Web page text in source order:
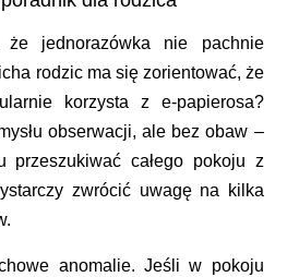
jednorazówka nie pachnie
rodzic ma się zorientować, że
korzysta z e-papierosa?
obserwacji, ale bez obaw –
przeszukiwać całego pokoju z
zwrócić uwagę na kilka
anomalie. Jeśli w pokoju